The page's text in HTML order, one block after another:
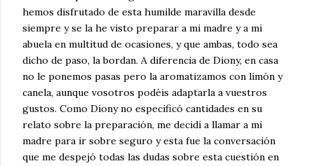
hemos disfrutado de esta humilde maravilla desde
siempre y se la he visto preparar a mi madre y a mi
abuela en multitud de ocasiones, y que ambas, todo sea
dicho de paso, la bordan. A diferencia de Diony, en casa
no le ponemos pasas pero la aromatizamos con limón y
canela, aunque vosotros podéis adaptarla a vuestros
gustos. Como Diony no especificó cantidades en su
relato sobre la preparación, me decidí a llamar a mi
madre para ir sobre seguro y esta fue la conversación
que me despejó todas las dudas sobre esta cuestión en